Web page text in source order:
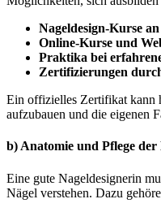
Nageldesign-Kurse
Online-Kurse und
Praktika bei
Zertifizierungen
Ein offizielles Zertifikat kann
aufzubauen und die eigenen
b) Anatomie und Pflege der
Eine gute Nageldesignerin
Nägel verstehen. Dazu